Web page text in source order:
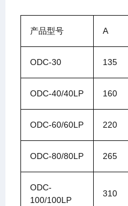
产品型号 A
ODC-30 135
ODC-40/40LP 160
ODC-60/60LP 220
ODC-80/80LP 265
ODC-
100/100LP
310